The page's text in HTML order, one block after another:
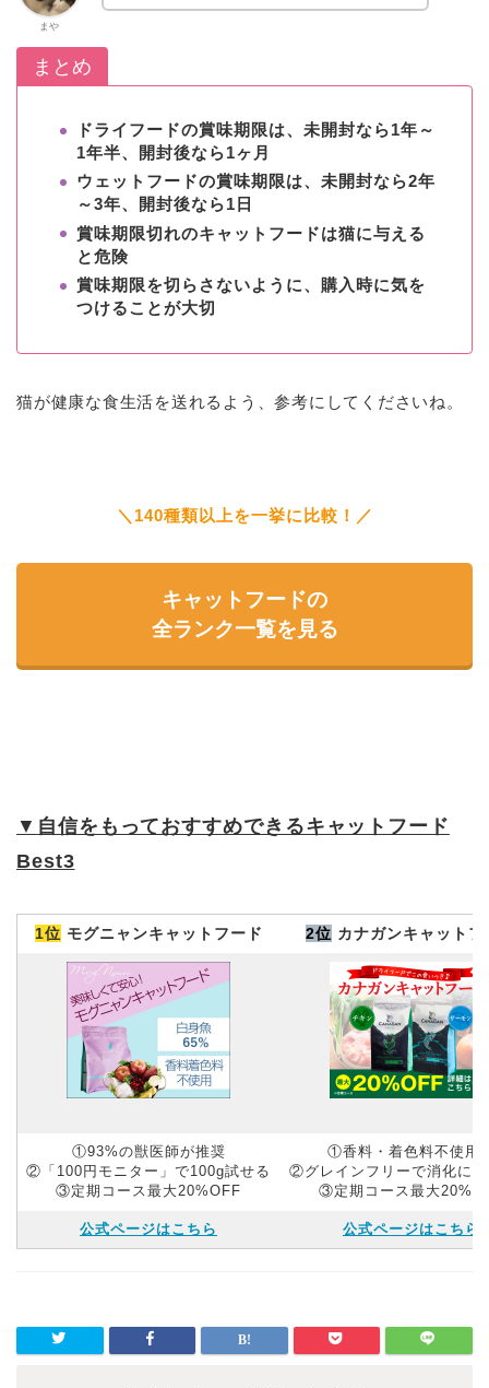
まや
まとめ
ドライフードの賞味期限は、未開封なら1年～
1年半、開封後なら1ヶ月
ウェットフードの賞味期限は、未開封なら2年
～3年、開封後なら1日
賞味期限切れのキャットフードは猫に与える
と危険
賞味期限を切らさないように、購入時に気を
つけることが大切
猫が健康な食生活を送れるよう、参考にしてくださいね。
＼140種類以上を一挙に比較！／
キャットフードの
全ランク一覧を見る
▼ 自信をもっておすすめできるキャットフード
Best3
1位 モグニャンキャットフード 2位 カナガンキャットフ
①93%の獣医師が推奨
②「100円モニター」で100g試せる
③定期コース最大20%OFF
①香料・着色料不使用
②グレインフリーで消化に
③定期コース最大
公式ページはこちら 公式ページはこちら